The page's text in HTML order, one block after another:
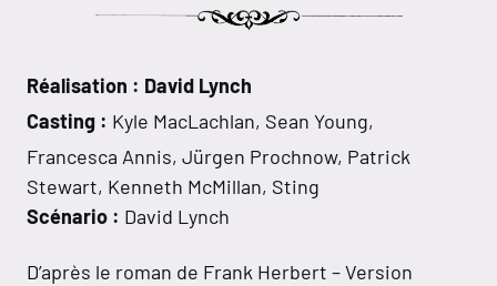
Réalisation : David Lynch
Casting : Kyle MacLachlan, Sean Young,
Francesca Annis, Jürgen Prochnow, Patrick
Stewart, Kenneth McMillan, Sting
Scénario : David Lynch
D’après le roman de Frank Herbert – Version